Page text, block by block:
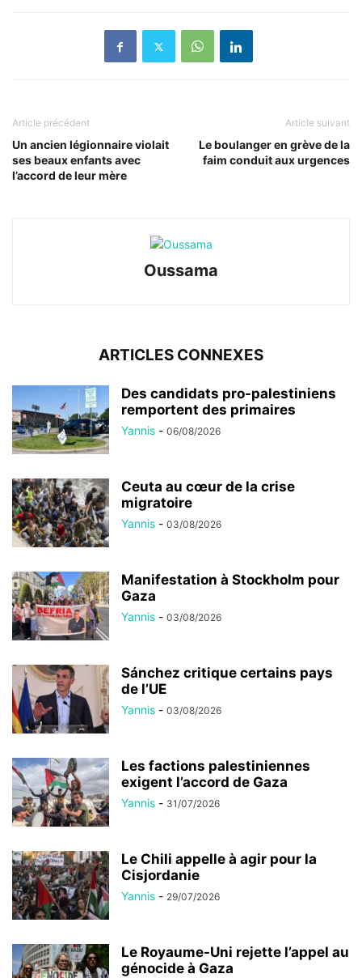
Article précédent
Un ancien légionnaire violait
ses beaux enfants avec
l’accord de leur mère
Article suivant
Le boulanger en grève de la
faim conduit aux urgences
Oussama
ARTICLES CONNEXES
Des candidats pro-palestiniens
remportent des primaires
Yannis - 06/08/2026
Ceuta au cœur de la crise
migratoire
Yannis - 03/08/2026
Manifestation à Stockholm pour
Gaza
Yannis - 03/08/2026
Sánchez critique certains pays
de l’UE
Yannis - 03/08/2026
Les factions palestiniennes
exigent l’accord de Gaza
Yannis - 31/07/2026
Le Chili appelle à agir pour la
Cisjordanie
Yannis - 29/07/2026
Le Royaume-Uni rejette l’appel au
génocide à Gaza